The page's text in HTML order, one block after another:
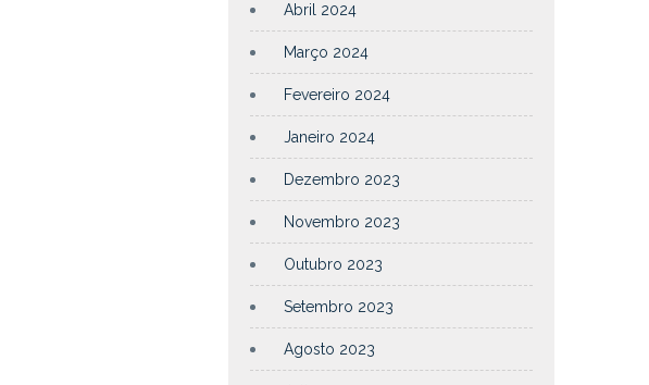
Abril 2024
Março 2024
Fevereiro 2024
Janeiro 2024
Dezembro 2023
Novembro 2023
Outubro 2023
Setembro 2023
Agosto 2023